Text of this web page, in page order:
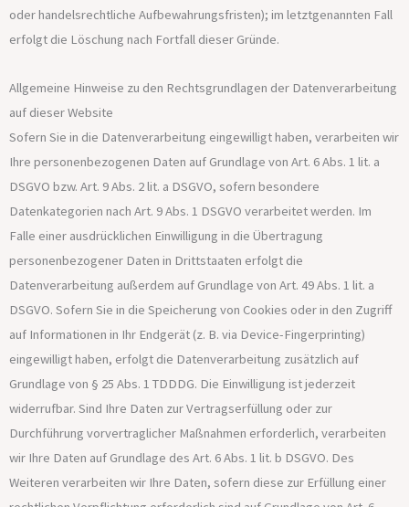
oder handelsrechtliche Aufbewahrungsfristen); im letztgenannten Fall
erfolgt die Löschung nach Fortfall dieser Gründe.
Allgemeine Hinweise zu den Rechtsgrundlagen der Datenverarbeitung
auf dieser Website
Sofern Sie in die Datenverarbeitung eingewilligt haben, verarbeiten wir
Ihre personenbezogenen Daten auf Grundlage von Art. 6 Abs. 1 lit. a
DSGVO bzw. Art. 9 Abs. 2 lit. a DSGVO, sofern besondere
Datenkategorien nach Art. 9 Abs. 1 DSGVO verarbeitet werden. Im
Falle einer ausdrücklichen Einwilligung in die Übertragung
personenbezogener Daten in Drittstaaten erfolgt die
Datenverarbeitung außerdem auf Grundlage von Art. 49 Abs. 1 lit. a
DSGVO. Sofern Sie in die Speicherung von Cookies oder in den Zugriff
auf Informationen in Ihr Endgerät (z. B. via Device-Fingerprinting)
eingewilligt haben, erfolgt die Datenverarbeitung zusätzlich auf
Grundlage von § 25 Abs. 1 TDDDG. Die Einwilligung ist jederzeit
widerrufbar. Sind Ihre Daten zur Vertragserfüllung oder zur
Durchführung vorvertraglicher Maßnahmen erforderlich, verarbeiten
wir Ihre Daten auf Grundlage des Art. 6 Abs. 1 lit. b DSGVO. Des
Weiteren verarbeiten wir Ihre Daten, sofern diese zur Erfüllung einer